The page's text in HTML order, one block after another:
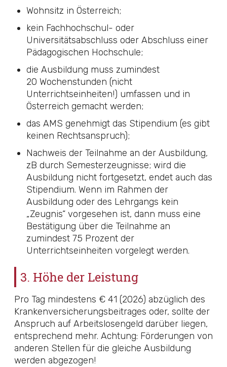
Wohnsitz in Österreich;
kein Fachhochschul- oder
Universitätsabschluss oder Abschluss einer
Pädagogischen Hochschule;
die Ausbildung muss zumindest
20 Wochenstunden (nicht
Unterrichtseinheiten!) umfassen und in
Österreich gemacht werden;
das AMS genehmigt das Stipendium (es gibt
keinen Rechtsanspruch);
Nachweis der Teilnahme an der Ausbildung,
zB durch Semesterzeugnisse; wird die
Ausbildung nicht fortgesetzt, endet auch das
Stipendium. Wenn im Rahmen der
Ausbildung oder des Lehrgangs kein
„Zeugnis“ vorgesehen ist, dann muss eine
Bestätigung über die Teilnahme an
zumindest 75 Prozent der
Unterrichtseinheiten vorgelegt werden.
3. Höhe der Leistung
Pro Tag mindestens € 41 (2026) abzüglich des
Krankenversicherungsbeitrages oder, sollte der
Anspruch auf Arbeitslosengeld darüber liegen,
entsprechend mehr. Achtung: Förderungen von
anderen Stellen für die gleiche Ausbildung
werden abgezogen!